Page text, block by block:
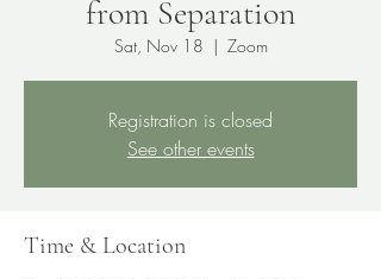
from Separation
Sat, Nov 18
  |
Zoom
Registration is closed
See other events
Time & Location